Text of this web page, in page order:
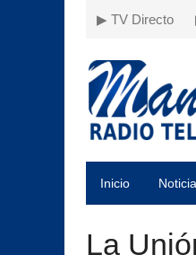
▶ TV Directo
Inicio
La